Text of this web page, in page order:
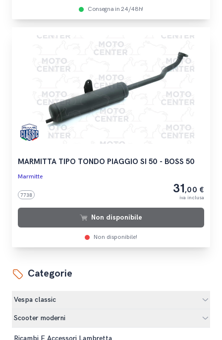
Consegna in 24/48h!
MARMITTA TIPO TONDO PIAGGIO SI 50 - BOSS 50
Marmitte
7738 31,00 €
iva inclusa
Non disponibile
Non disponibile!
Categorie
Vespa classic
Scooter moderni